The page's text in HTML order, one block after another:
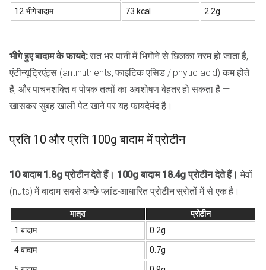
12 भीगे बादाम 73 kcal 2.2g
भीगे हुए बादाम के फायदे:रात भर पानी में भिगोने से छिलका नरम हो जाता है,
एंटीन्यूट्रिएंट्स (antinutrients, फाइटिक एसिड / phytic acid) कम होते
हैं, और पाचनशक्ति व पोषक तत्वों का अवशोषण बेहतर हो सकता है —
खासकर सुबह खाली पेट खाने पर यह फायदेमंद है।
प्रति 10 और प्रति 100g बादाम में प्रोटीन
10 बादाम 1.8g प्रोटीन देते हैं। 100g बादाम 18.4g प्रोटीन देते हैं। मेवों
(nuts) में बादाम सबसे अच्छे प्लांट-आधारित प्रोटीन स्रोतों में से एक है।
मात्रा
प्रोटीन
1 बादाम
0.2g
4 बादाम 0.7g